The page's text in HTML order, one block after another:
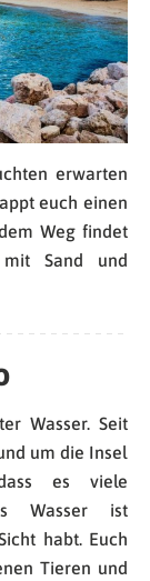
erwarten
euch einen
Weg findet
Sand und
Wasser. Seit
um die Insel
es viele
Wasser ist
habt. Euch
Tieren und